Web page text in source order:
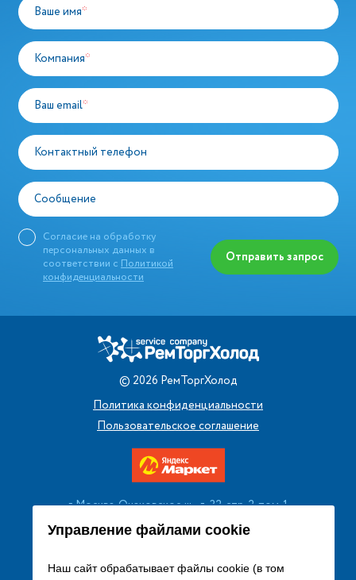
Управление файлами cookie
Наш сайт обрабатывает файлы cookie (в том
Ваше имя*
Компания*
Ваш email*
Контактный телефон
Сообщение
Согласие на обработку
персональных данных в
соответствии с Политикой
конфиденциальности
Отправить запрос
© 2026 РемТоргХолод
Политика конфиденциальности
Пользовательское соглашение
г. Москва, Очаковское ш., д. 32, стр. 2, пом. 1
+7 (495) 256 08 13
Заказать звонок